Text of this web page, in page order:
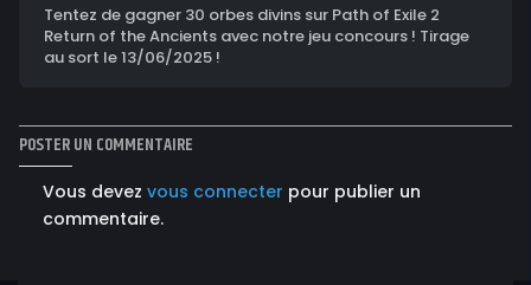
Tentez de gagner 30 orbes divins sur Path of Exile 2
Return of the Ancients avec notre jeu concours ! Tirage
au sort le 13/06/2025 !
POSTER UN COMMENTAIRE
Vous devez vous connecter pour publier un
commentaire.